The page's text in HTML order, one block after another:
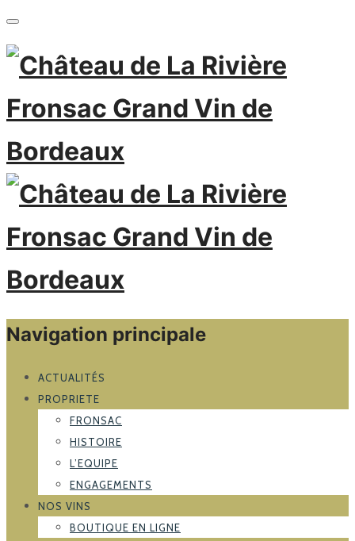
Navigation principale
ACTUALITÉS
PROPRIETE
FRONSAC
HISTOIRE
L’EQUIPE
ENGAGEMENTS
NOS VINS
BOUTIQUE EN LIGNE